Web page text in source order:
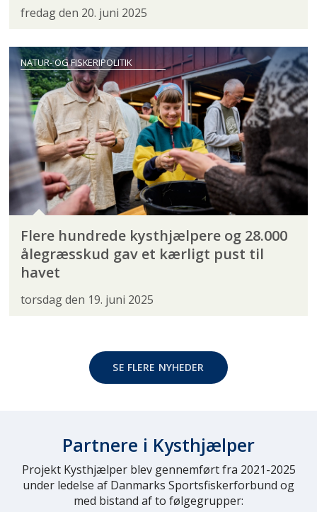
fredag den 20. juni 2025
NATUR- OG FISKERIPOLITIK
Flere hundrede kysthjælpere og 28.000
ålegræsskud gav et kærligt pust til
havet
torsdag den 19. juni 2025
SE FLERE NYHEDER
Partnere i Kysthjælper
Projekt Kysthjælper blev gennemført fra 2021-2025
under ledelse af Danmarks Sportsfiskerforbund og
med bistand af to følgegrupper: